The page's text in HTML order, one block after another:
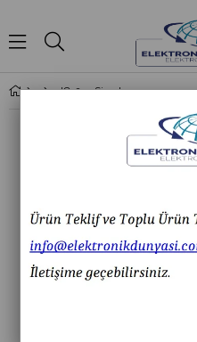
IC-235 Sigorta Yuvası 5x20mm Ø12mm Standart Ölçü IC235 IC 235